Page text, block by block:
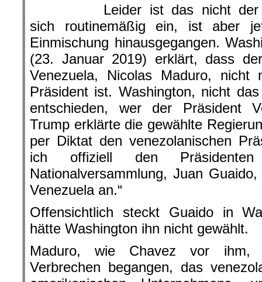
Leider ist das nicht
sich routinemäßig ein, ist aber
Einmischung hinausgegangen.
(23. Januar 2019) erklärt, dass
Venezuela, Nicolas Maduro, nicht
Präsident ist. Washington, nicht
entschieden, wer der Präsident
Trump erklärte die gewählte
per Diktat den venezolanischen
ich offiziell den Präsidenten
Nationalversammlung, Juan
Venezuela an.“
Offensichtlich steckt Guaido in
hätte Washington ihn nicht gewählt.
Maduro, wie Chavez vor ihm,
Verbrechen begangen, das